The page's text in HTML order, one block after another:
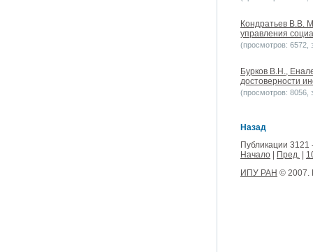
Кондратьев В.В.
управления
(просмотров: 6572,
Бурков B.H.,
достоверности
(просмотров: 8056,
Назад
Публикации 3121
Начало
Пред.
ИПУ РАН © 2007.